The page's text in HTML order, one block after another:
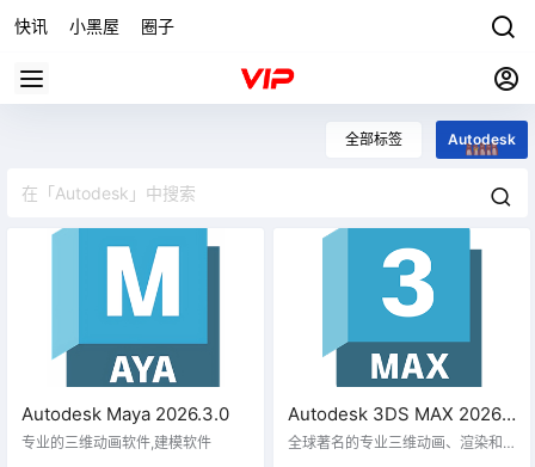
快讯 小黑屋 圈子
全部标签 Autodesk
Autodesk Maya 2026.3.0
专业的三维动画软件,建模软件
Autodesk 3DS MAX 2026.1
中文版
全球著名的专业三维动画、渲染和